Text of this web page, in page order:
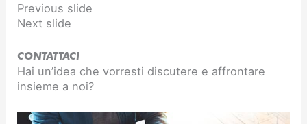
Previous slide
Next slide
CONTATTACI
Hai un’idea che vorresti discutere e affrontare
insieme a noi?